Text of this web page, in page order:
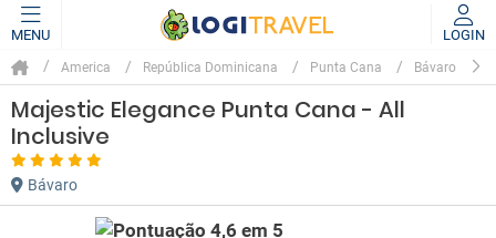
MENU LOGIN
America República Dominicana Punta Cana Bávaro
Majestic Elegance Punta Cana - All
Inclusive
Bávaro